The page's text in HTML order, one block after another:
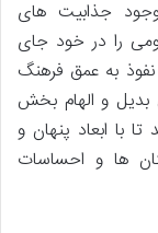
جذابیت های
را در خود جای
به عمق فرهنگ
بدیل و الهام بخش
با ابعاد پنهان و
ها و احساسات